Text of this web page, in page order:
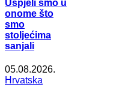
Uspjeli smo u
onome što
smo
stoljećima
sanjali
05.08.2026.
Hrvatska